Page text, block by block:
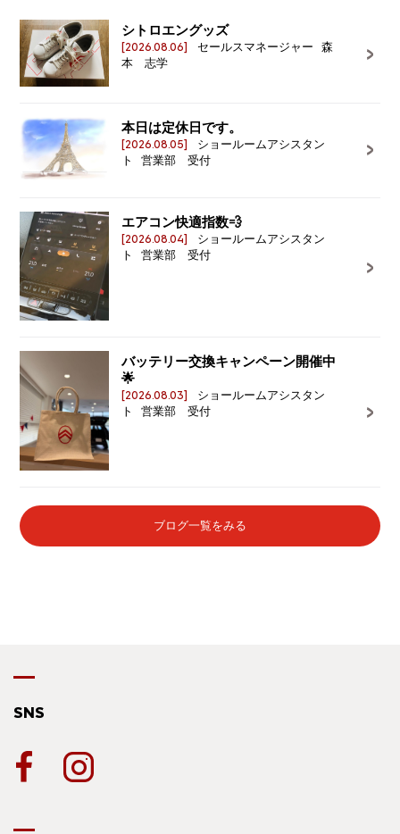
シトロエングッズ
[2026.08.06]
セールスマネージャー 森
本 志学
本日は定休日です。
[2026.08.05]
ショールームアシスタン
ト 営業部 受付
エアコン快適指数💨
[2026.08.04]
ショールームアシスタン
ト 営業部 受付
バッテリー交換キャンペーン開催中
🌟
[2026.08.03]
ショールームアシスタン
ト 営業部 受付
ブログ一覧をみる
SNS